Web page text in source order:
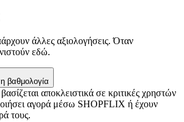
άλλες αξιολογήσεις. Όταν
εδώ.
βαθμολογία
αποκλειστικά σε κριτικές χρηστών
αγορά μέσω SHOPFLIX ή έχουν
τους.